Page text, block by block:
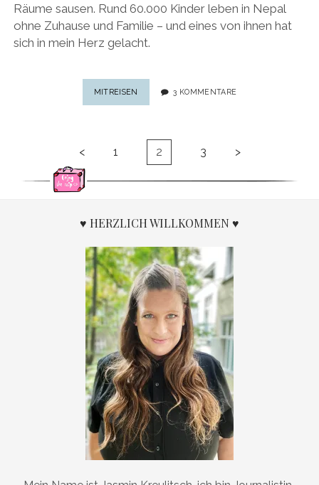
Räume sausen. Rund 60.000 Kinder leben in Nepal
ohne Zuhause und Familie – und eines von ihnen hat
sich in mein Herz gelacht.
MITREISEN
BILD,
3 KOMMENTARE
Seitennummerierung
Beiträge
< 1 2 3 >
♥ HERZLICH WILLKOMMEN ♥